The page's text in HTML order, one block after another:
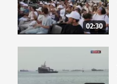
02:30